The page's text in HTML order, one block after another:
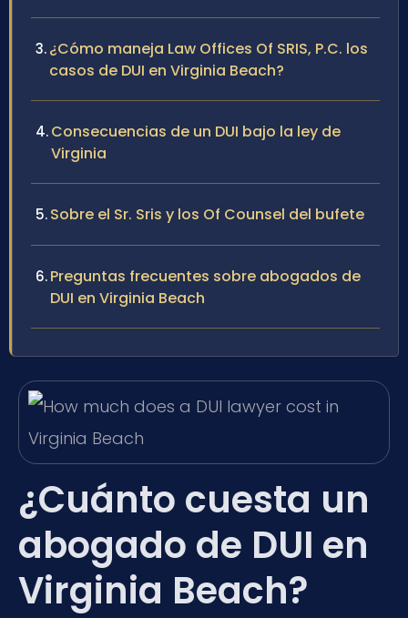
¿Cómo maneja Law Offices Of SRIS, P.C. los
casos de DUI en Virginia Beach?
Consecuencias de un DUI bajo la ley de
Virginia
Sobre el Sr. Sris y los Of Counsel del bufete
Preguntas frecuentes sobre abogados de
DUI en Virginia Beach
¿Cuánto cuesta un
abogado de DUI en
Virginia Beach?